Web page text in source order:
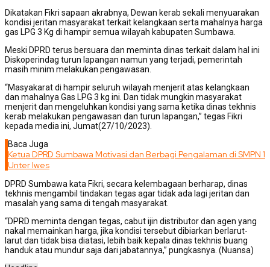
Dikatakan Fikri sapaan akrabnya, Dewan kerab sekali menyuarakan
kondisi jeritan masyarakat terkait kelangkaan serta mahalnya harga
gas LPG 3 Kg di hampir semua wilayah kabupaten Sumbawa.
Meski DPRD terus bersuara dan meminta dinas terkait dalam hal ini
Diskoperindag turun lapangan namun yang terjadi, pemerintah
masih minim melakukan pengawasan.
“Masyakarat di hampir seluruh wilayah menjerit atas kelangkaan
dan mahalnya Gas LPG 3 kg ini. Dan tidak mungkin masyarakat
menjerit dan mengeluhkan kondisi yang sama ketika dinas tekhnis
kerab melakukan pengawasan dan turun lapangan,” tegas Fikri
kepada media ini, Jumat(27/10/2023).
Baca Juga
Ketua DPRD Sumbawa Motivasi dan Berbagi Pengalaman di SMPN 1
Unter Iwes
DPRD Sumbawa kata Fikri, secara kelembagaan berharap, dinas
tekhnis mengambil tindakan tegas agar tidak ada lagi jeritan dan
masalah yang sama di tengah masyarakat.
“DPRD meminta dengan tegas, cabut ijin distributor dan agen yang
nakal memainkan harga, jika kondisi tersebut dibiarkan berlarut-
larut dan tidak bisa diatasi, lebih baik kepala dinas tekhnis buang
handuk atau mundur saja dari jabatannya,” pungkasnya. (Nuansa)